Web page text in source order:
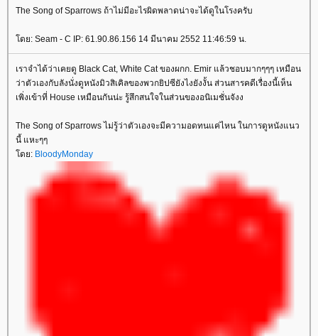
The Song of Sparrows ถ้าไม่มีอะไรผิดพลาดน่าจะได้ดูในโรงครับ
ดย: Seam - C IP: 61.90.86.156 14 มีนาคม 2552 11:46:59 น.
เราจำได้ว่าเคยดู Black Cat, White Cat ของผกก. Emir แล้วชอบมากๆๆๆ เหมือน
ว่าตัวเองกับลังนั่งดูหนังมิวสิเคิลของพวกยิปซียังไงยังงั้น ส่วนสารคดีเรื่องนี้เห็น
เพิ่งเข้าที่ House เหมือนกันน่ะ รู้สึกสนใจในส่วนของอนิเมชั่นจังง
The Song of Sparrows ไม่รู้ว่าตัวเองจะมีความอดทนแค่ไหน ในการดูหนังแนว
นี้ แหะๆๆ
ดย: BloodyMonday